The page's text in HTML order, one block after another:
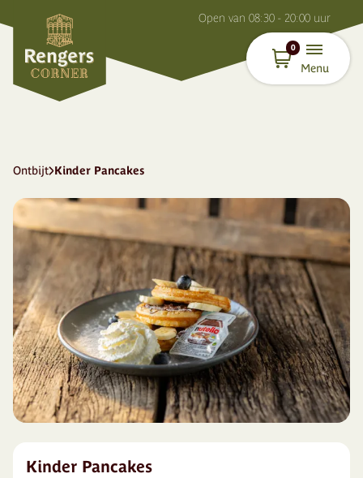
Open van 08:30 - 20:00 uur
0
Menu
Ontbijt Kinder Pancakes
Kinder Pancakes